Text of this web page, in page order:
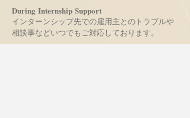
During Internship Support
インターンシップ先での雇用主とのトラブルや
相談事などいつでもご対応しております。